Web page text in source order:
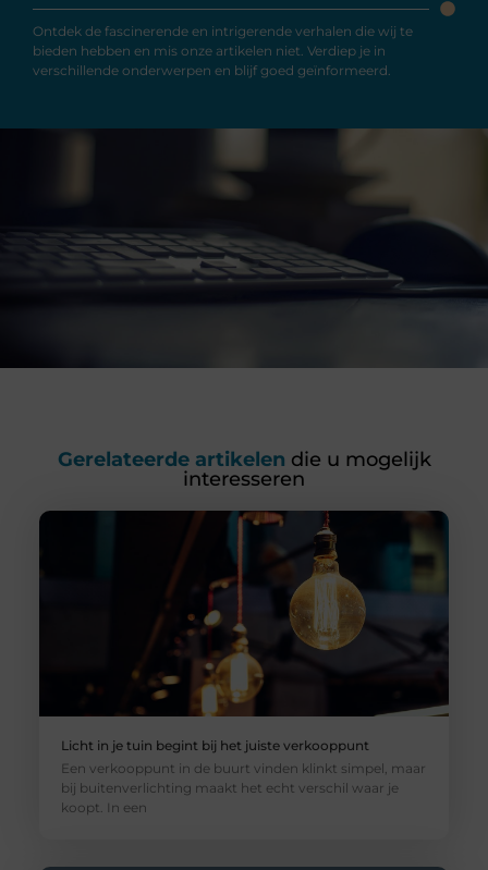
Ontdek de fascinerende en intrigerende verhalen die wij te
bieden hebben en mis onze artikelen niet. Verdiep je in
verschillende onderwerpen en blijf goed geïnformeerd.
Gerelateerde artikelen die u mogelijk
interesseren
Licht in je tuin begint bij het juiste verkooppunt
Een verkooppunt in de buurt vinden klinkt simpel, maar
bij buitenverlichting maakt het echt verschil waar je
koopt. In een